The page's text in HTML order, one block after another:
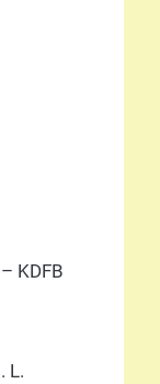
KDFB
L.